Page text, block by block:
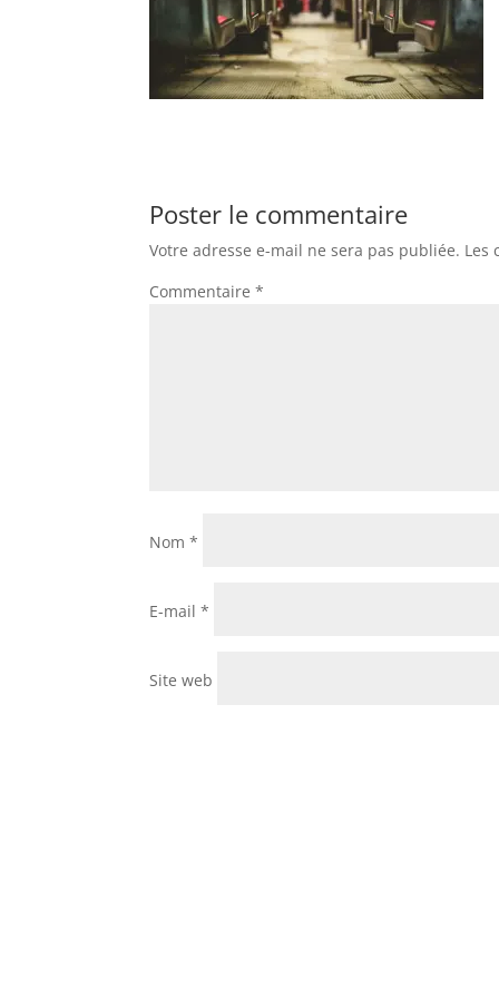
Poster le commentaire
Votre adresse e-mail ne sera pas publiée. Les
Commentaire*
Nom*
E-mail*
Site web